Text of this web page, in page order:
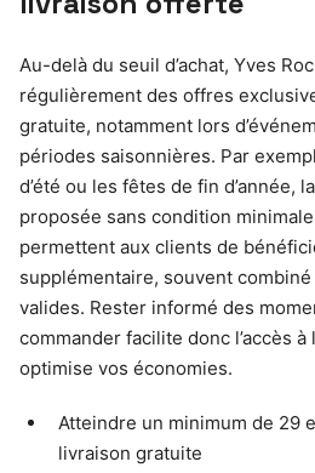
Au-delà du seuil d’achat, Yves
régulièrement des offres
gratuite, notamment lors
périodes saisonnières. Par
d’été ou les fêtes de fin d’année,
proposée sans condition
permettent aux clients de
supplémentaire, souvent
valides. Rester informé des
commander facilite donc l’accès
optimise vos économies.
Atteindre un minimum de 29
livraison gratuite